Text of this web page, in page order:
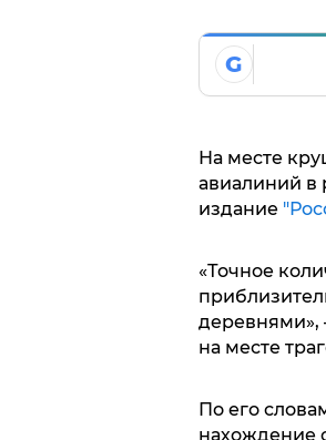
G
На месте
авиалиний в
издание
«Точное
деревнями»,
на месте
По его
нахождение